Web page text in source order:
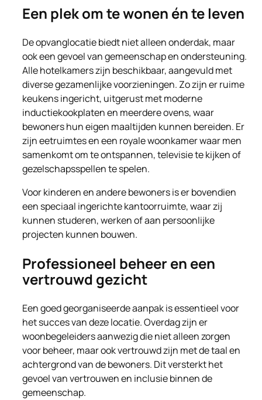
Een plek om te wonen én te leven
De opvanglocatie biedt niet alleen onderdak, maar
ook een gevoel van gemeenschap en ondersteuning.
Alle hotelkamers zijn beschikbaar, aangevuld met
diverse gezamenlijke voorzieningen. Zo zijn er ruime
keukens ingericht, uitgerust met moderne
inductiekookplaten en meerdere ovens, waar
bewoners hun eigen maaltijden kunnen bereiden. Er
zijn eetruimtes en een royale woonkamer waar men
samenkomt om te ontspannen, televisie te kijken of
gezelschapsspellen te spelen.
Voor kinderen en andere bewoners is er bovendien
een speciaal ingerichte kantoorruimte, waar zij
kunnen studeren, werken of aan persoonlijke
projecten kunnen bouwen.
Professioneel beheer en een
vertrouwd gezicht
Een goed georganiseerde aanpak is essentieel voor
het succes van deze locatie. Overdag zijn er
woonbegeleiders aanwezig die niet alleen zorgen
voor beheer, maar ook vertrouwd zijn met de taal en
achtergrond van de bewoners. Dit versterkt het
gevoel van vertrouwen en inclusie binnen de
gemeenschap.